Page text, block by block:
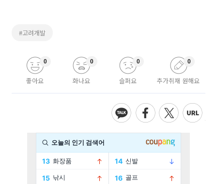
#고려개발
좋아요
0
화나요
0
슬퍼요
0
추가취재 원해요
0